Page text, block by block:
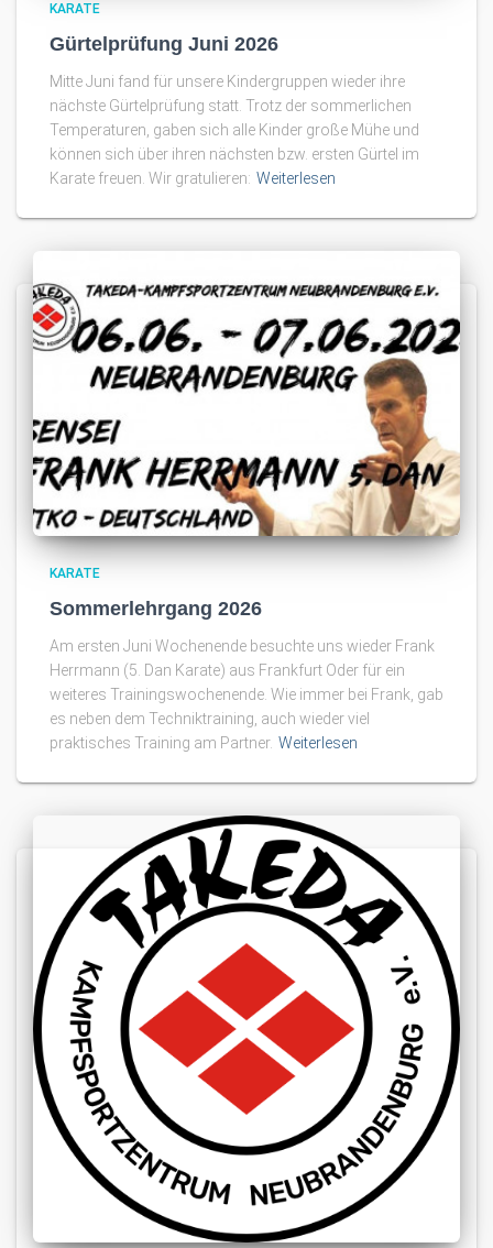
KARATE
Gürtelprüfung Juni 2026
Mitte Juni fand für unsere Kindergruppen wieder ihre
nächste Gürtelprüfung statt. Trotz der sommerlichen
Temperaturen, gaben sich alle Kinder große Mühe und
können sich über ihren nächsten bzw. ersten Gürtel im
Karate freuen. Wir gratulieren: Weiterlesen
KARATE
Sommerlehrgang 2026
Am ersten Juni Wochenende besuchte uns wieder Frank
Herrmann (5. Dan Karate) aus Frankfurt Oder für ein
weiteres Trainingswochenende. Wie immer bei Frank, gab
es neben dem Techniktraining, auch wieder viel
praktisches Training am Partner. Weiterlesen